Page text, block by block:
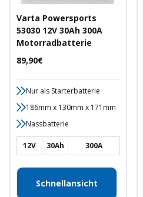
Varta Powersports
53030 12V 30Ah 300A
Motorradbatterie
Angebotspreis
89,90€
Nur als Starterbatterie
186mm x 130mm x 171mm
Nassbatterie
12V 30Ah 300A
Schnellansicht